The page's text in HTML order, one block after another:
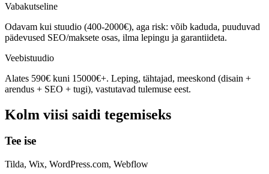
Vabakutseline
Odavam kui stuudio (400-2000€), aga risk: võib kaduda, puuduvad
pädevused SEO/maksete osas, ilma lepingu ja garantiideta.
Veebistuudio
Alates 590€ kuni 15000€+. Leping, tähtajad, meeskond (disain +
arendus + SEO + tugi), vastutavad tulemuse eest.
Kolm viisi saidi tegemiseks
Tee ise
Tilda, Wix, WordPress.com, Webflow